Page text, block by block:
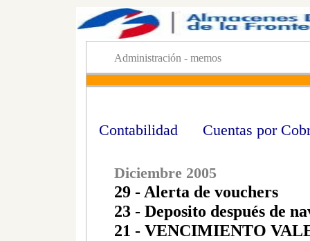
Administración - memos
Contabilidad Cuentas por
Diciembre 2005
29 - Alerta de vouchers
23 - Deposito después de
21 - VENCIMIENTO